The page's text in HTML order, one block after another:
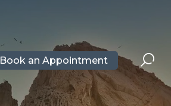
Book an Appointment